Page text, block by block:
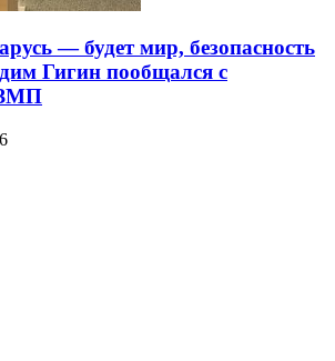
— будет мир, безопасность
Гигин пообщался с